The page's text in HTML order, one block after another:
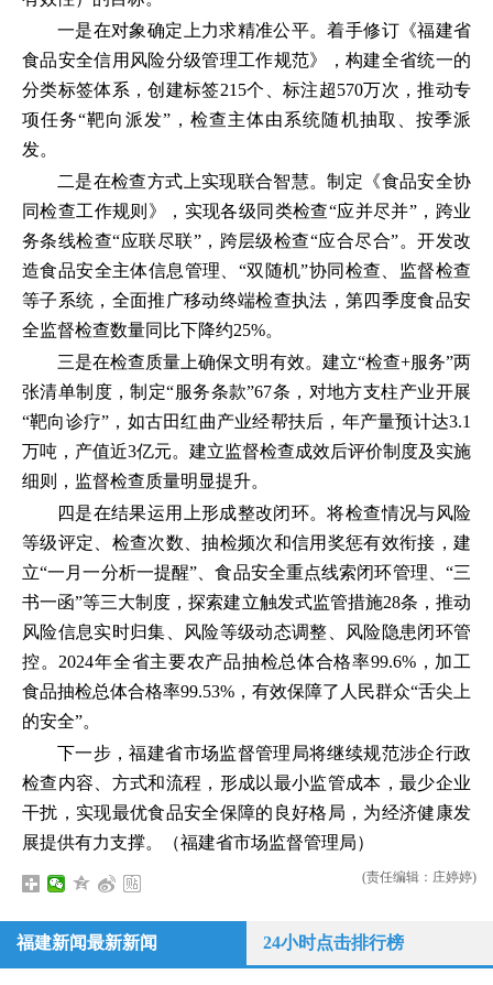
一是在对象确定上力求精准公平。着手修订《福建省
食品安全信用风险分级管理工作规范》，构建全省统一的
分类标签体系，创建标签215个、标注超570万次，推动专
项任务“靶向派发”，检查主体由系统随机抽取、按季派
发。
二是在检查方式上实现联合智慧。制定《食品安全协
同检查工作规则》，实现各级同类检查“应并尽并”，跨业
务条线检查“应联尽联”，跨层级检查“应合尽合”。开发改
造食品安全主体信息管理、“双随机”协同检查、监督检查
等子系统，全面推广移动终端检查执法，第四季度食品安
全监督检查数量同比下降约25%。
三是在检查质量上确保文明有效。建立“检查+服务”两
张清单制度，制定“服务条款”67条，对地方支柱产业开展
“靶向诊疗”，如古田红曲产业经帮扶后，年产量预计达3.1
万吨，产值近3亿元。建立监督检查成效后评价制度及实施
细则，监督检查质量明显提升。
四是在结果运用上形成整改闭环。将检查情况与风险
等级评定、检查次数、抽检频次和信用奖惩有效衔接，建
立“一月一分析一提醒”、食品安全重点线索闭环管理、“三
书一函”等三大制度，探索建立触发式监管措施28条，推动
风险信息实时归集、风险等级动态调整、风险隐患闭环管
控。2024年全省主要农产品抽检总体合格率99.6%，加工
食品抽检总体合格率99.53%，有效保障了人民群众“舌尖上
的安全”。
下一步，福建省市场监督管理局将继续规范涉企行政
检查内容、方式和流程，形成以最小监管成本，最少企业
干扰，实现最优食品安全保障的良好格局，为经济健康发
展提供有力支撑。（福建省市场监督管理局）
(责任编辑：庄婷婷)
福建新闻最新新闻 24小时点击排行榜